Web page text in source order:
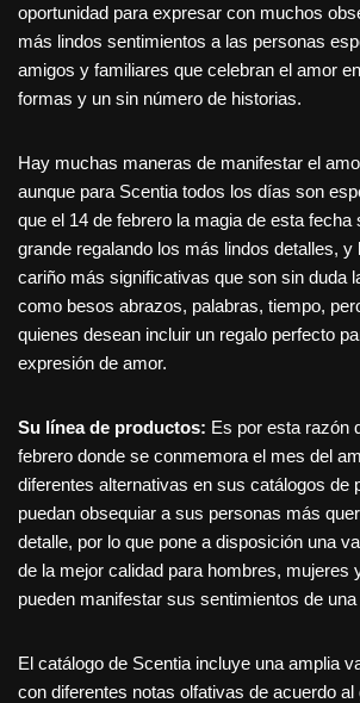
oportunidad para expresar con muchos
más lindos sentimientos a las personas
amigos y familiares que celebran el amor
formas y un sin número de historias.
Hay muchas maneras de manifestar el
aunque para Scentia todos los días son
que el 14 de febrero la magia de esta fecha
grande regalando los más lindos detalles,
cariño más significativas que son sin duda
como besos abrazos, palabras, tiempo,
quienes desean incluir un regalo perfecto
expresión de amor.
Su línea de productos: Es por esta razón
febrero donde se conmemora el mes del
diferentes alternativas en sus catálogos de
puedan obsequiar a sus personas más
detalle, por lo que pone a disposición una
de la mejor calidad para hombres, mujeres
pueden manifestar sus sentimientos de
El catálogo de Scentia incluye una amplia
con diferentes notas olfativas de acuerdo